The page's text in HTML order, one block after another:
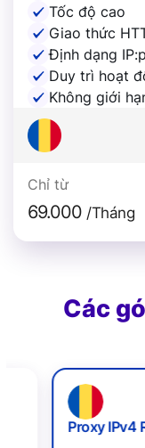
Tốc độ cao
Giao thức
Định dạng
Duy trì hoạt
Không giới
Chỉ từ
69.000 /Tháng
Các
Proxy IPv4